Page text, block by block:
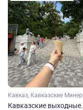
Кавказские выходные.